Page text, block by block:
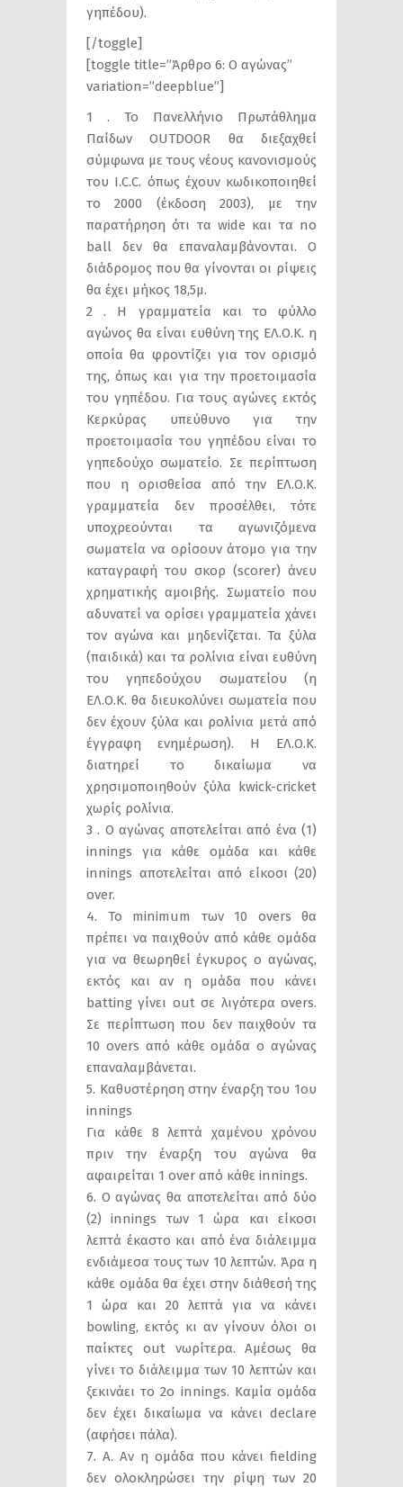
γηπέδου).
[/toggle]
[toggle title=”Άρθρο 6: Ο αγώνας”
variation=”deepblue”]
1 . Το Πανελλήνιο Πρωτάθλημα
Παίδων OUTDOOR θα διεξαχθεί
σύμφωνα με τους νέους κανονισμούς
του I.C.C. όπως έχουν κωδικοποιηθεί
το 2000 (έκδοση 2003), με την
παρατήρηση ότι τα wide και τα no
ball δεν θα επαναλαμβάνονται. Ο
διάδρομος που θα γίνονται οι ρίψεις
θα έχει μήκος 18,5μ.
2 . Η γραμματεία και το φύλλο
αγώνος θα είναι ευθύνη της ΕΛ.Ο.Κ. η
οποία θα φροντίζει για τον ορισμό
της, όπως και για την προετοιμασία
του γηπέδου. Για τους αγώνες εκτός
Κερκύρας υπεύθυνο για την
προετοιμασία του γηπέδου είναι το
γηπεδούχο σωματείο. Σε περίπτωση
που η ορισθείσα από την ΕΛ.Ο.Κ.
γραμματεία δεν προσέλθει, τότε
υποχρεούνται τα αγωνιζόμενα
σωματεία να ορίσουν άτομο για την
καταγραφή του σκορ (scorer) άνευ
χρηματικής αμοιβής. Σωματείο που
αδυνατεί να ορίσει γραμματεία χάνει
τον αγώνα και μηδενίζεται. Τα ξύλα
(παιδικά) και τα ρολίνια είναι ευθύνη
του γηπεδούχου σωματείου (η
ΕΛ.Ο.Κ. θα διευκολύνει σωματεία που
δεν έχουν ξύλα και ρολίνια μετά από
έγγραφη ενημέρωση). Η ΕΛ.Ο.Κ.
διατηρεί το δικαίωμα να
χρησιμοποιηθούν ξύλα kwick-cricket
χωρίς ρολίνια.
3 . Ο αγώνας αποτελείται από ένα (1)
innings για κάθε ομάδα και κάθε
innings αποτελείται από είκοσι (20)
over.
4. Το minimum των 10 overs θα
πρέπει να παιχθούν από κάθε ομάδα
για να θεωρηθεί έγκυρος ο αγώνας,
εκτός και αν η ομάδα που κάνει
batting γίνει out σε λιγότερα overs.
Σε περίπτωση που δεν παιχθούν τα
10 overs από κάθε ομάδα ο αγώνας
επαναλαμβάνεται.
5. Καθυστέρηση στην έναρξη του 1ου
innings
Για κάθε 8 λεπτά χαμένου χρόνου
πριν την έναρξη του αγώνα θα
αφαιρείται 1 over από κάθε innings.
6. Ο αγώνας θα αποτελείται από δύο
(2) innings των 1 ώρα και είκοσι
λεπτά έκαστο και από ένα διάλειμμα
ενδιάμεσα τους των 10 λεπτών. Άρα η
κάθε ομάδα θα έχει στην διάθεσή της
1 ώρα και 20 λεπτά για να κάνει
bowling, εκτός κι αν γίνουν όλοι οι
παίκτες out νωρίτερα. Αμέσως θα
γίνει το διάλειμμα των 10 λεπτών και
ξεκινάει το 2ο innings. Καμία ομάδα
δεν έχει δικαίωμα να κάνει declare
(αφήσει πάλα).
7. Α. Αν η ομάδα που κάνει fielding
δεν ολοκληρώσει την ρίψη των 20